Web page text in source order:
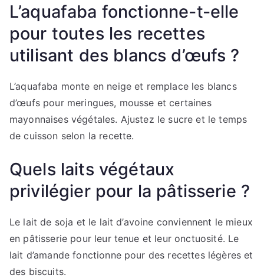
L’aquafaba fonctionne-t-elle
pour toutes les recettes
utilisant des blancs d’œufs ?
L’aquafaba monte en neige et remplace les blancs
d’œufs pour meringues, mousse et certaines
mayonnaises végétales. Ajustez le sucre et le temps
de cuisson selon la recette.
Quels laits végétaux
privilégier pour la pâtisserie ?
Le lait de soja et le lait d’avoine conviennent le mieux
en pâtisserie pour leur tenue et leur onctuosité. Le
lait d’amande fonctionne pour des recettes légères et
des biscuits.